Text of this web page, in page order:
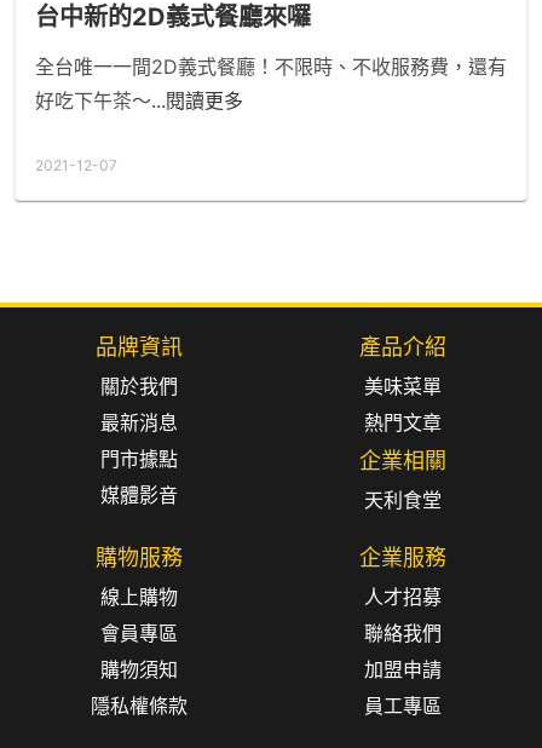
台中新的2D義式餐廳來囉
全台唯一一間2D義式餐廳！不限時、不收服務費，還有
好吃下午茶～...閱讀更多
2021-12-07
品牌資訊
關於我們
最新消息
門市據點
媒體影音
產品介紹
美味菜單
熱門文章
企業相關
天利食堂
購物服務
線上購物
會員專區
購物須知
隱私權條款
企業服務
人才招募
聯絡我們
加盟申請
員工專區